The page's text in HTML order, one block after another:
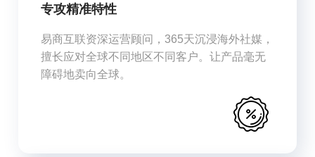
专攻精准特性
易商互联资深运营顾问，365天沉浸海外社媒，
擅长应对全球不同地区不同客户。让产品毫无
障碍地卖向全球。